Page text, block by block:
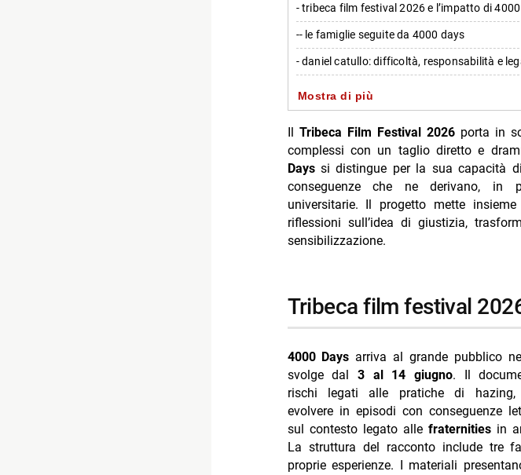
- tribeca film festival 2026 e l’impatto di
-- le famiglie seguite da 4000 days
- daniel catullo: difficoltà, responsabilità e
-- il lavoro diventa più gestibile man mano
- origine del progetto: catullo tra doc
-- perché raccontare l’hazing è diventato
- una narrazione pensata per i genitori
-- accordi e partecipazione nel caso oakes
- le voci della famiglia: messaggi, speranze e
-- oakes, burch e de vercelly: personalità
- 4000 days al tribeca: data della premiere
-- Scopri di più da Jump the shark
-- RispondiAnnulla risposta
- Giovanni Grazioso, brioche e fama dopo
- Diletta Leotta in vacanza a Villa Musa sul
- Michele Riondino moglie Eva Nestori: chi è
- Ascolti TV 4 agosto 2026 Far Away cresce
Mostra di più
Il Tribeca Film Festival 2026porta in
complessi con un taglio diretto e
Dayssi distingue per la sua capacità
conseguenze che ne derivano, in
universitarie. Il progetto mette
riflessioni sull’idea di giustizia,
sensibilizzazione.
tribeca film festival
4000 Days arriva al grande pubblico
svolge dal 3 al 14 giugno. Il
rischi legati alle pratiche di
evolvere in episodi con conseguenze
sul contesto legato alle fraternitiesin
La struttura del racconto include tre
proprie esperienze. I materiali